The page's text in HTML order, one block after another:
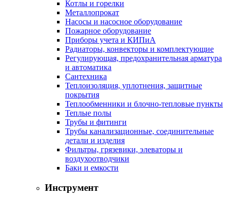
Котлы и горелки
Металлопрокат
Насосы и насосное оборудование
Пожарное оборудование
Приборы учета и КИПиА
Радиаторы, конвекторы и комплектующие
Регулирующая, предохранительная арматура
и автоматика
Сантехника
Теплоизоляция, уплотнения, защитные
покрытия
Теплообменники и блочно-тепловые пункты
Теплые полы
Трубы и фитинги
Трубы канализационные, соединительные
детали и изделия
Фильтры, грязевики, элеваторы и
воздухоотводчики
Баки и емкости
Инструмент